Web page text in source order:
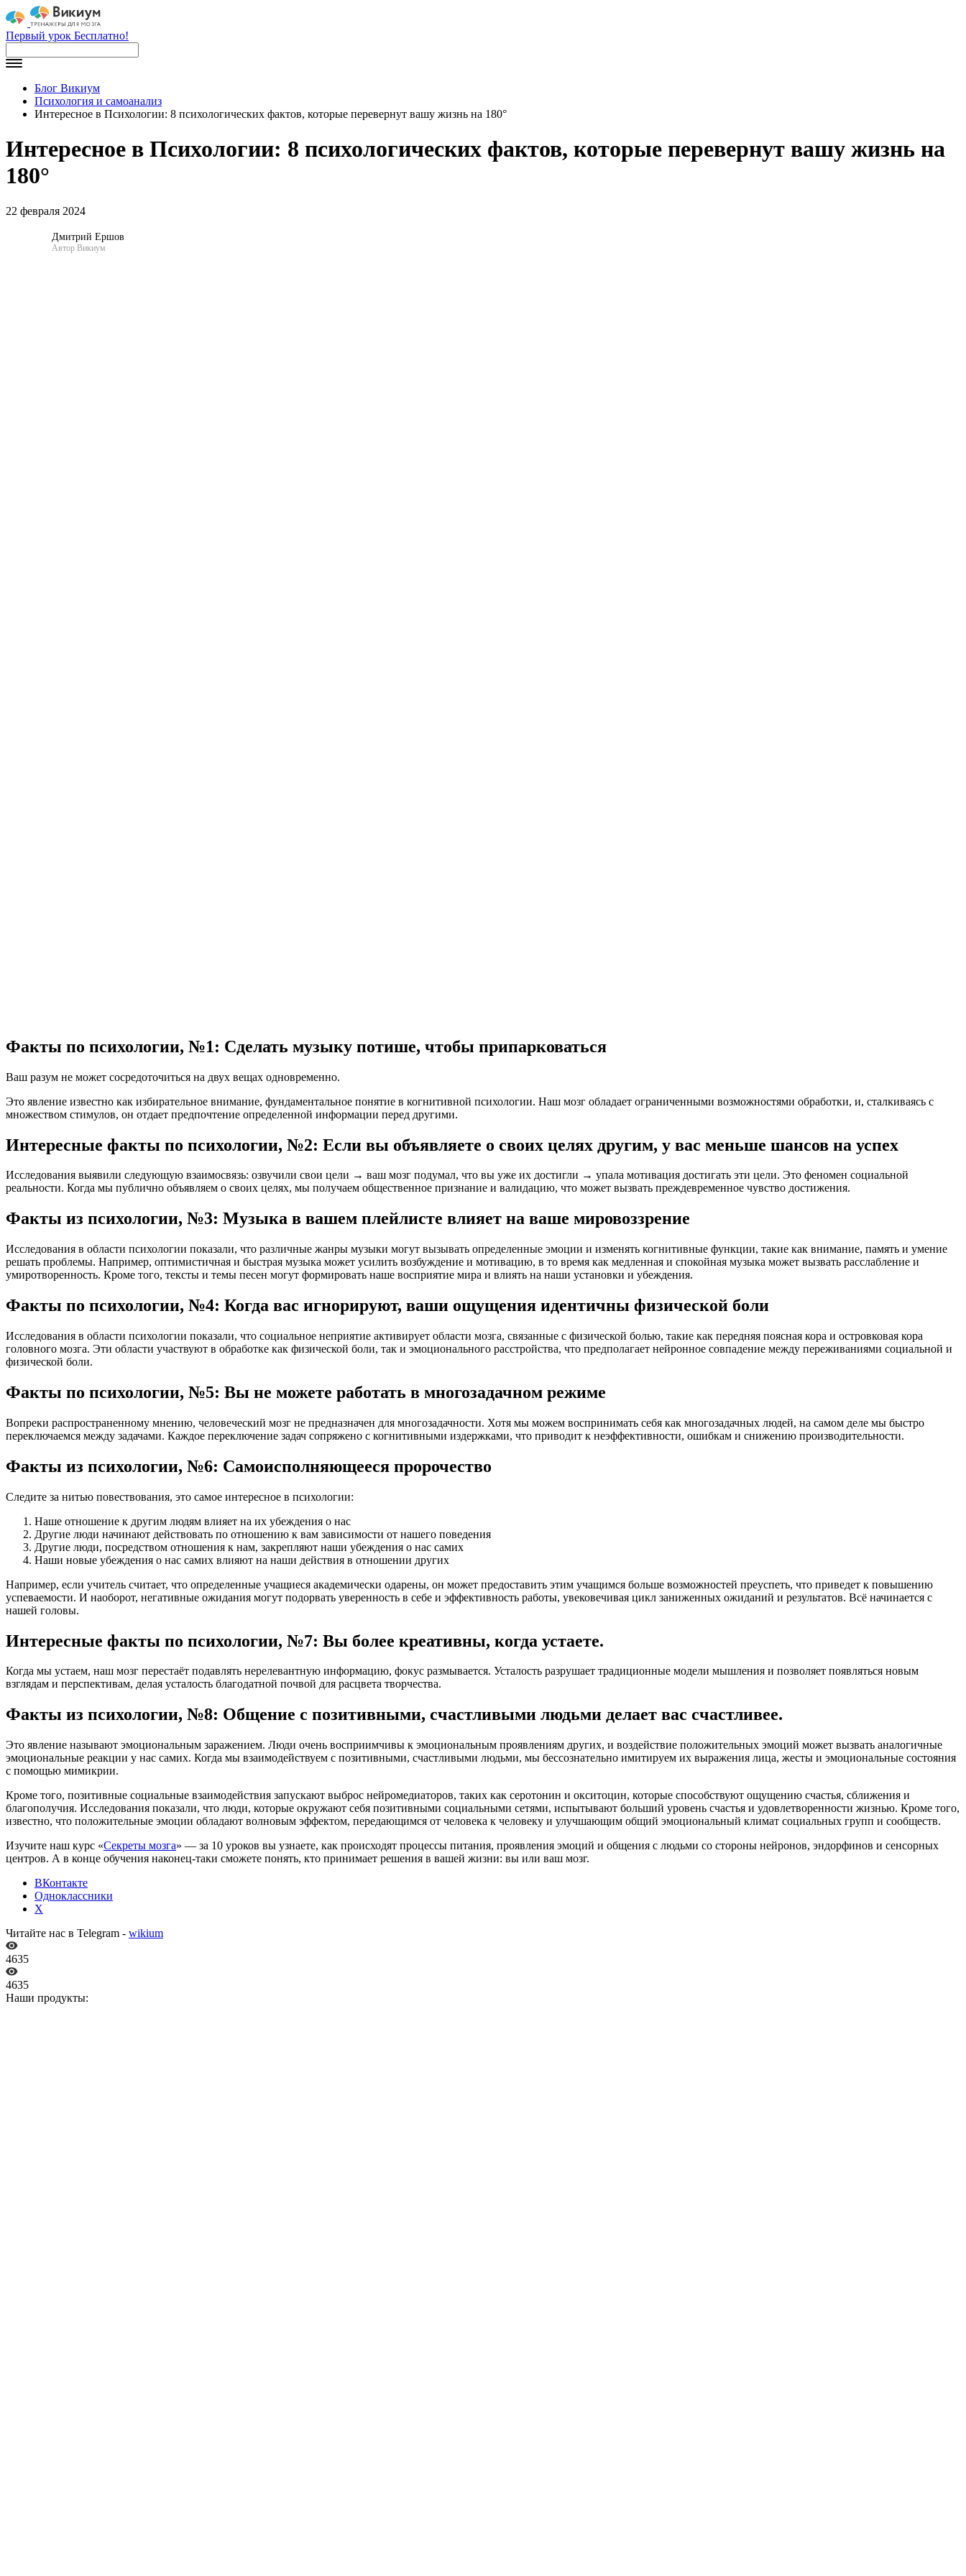
Первый урок Бесплатно!
Блог Викиум
Психология и самоанализ
Интересное в Психологии: 8 психологических фактов, которые перевернут вашу жизнь на 180°
Интересное в Психологии: 8 психологических фактов, которые перевернут вашу жизнь на
180°
22 февраля 2024
Дмитрий Ершов
Автор Викиум
Факты по психологии, №1: Сделать музыку потише, чтобы припарковаться
Ваш разум не может сосредоточиться на двух вещах одновременно.
Это явление известно как избирательное внимание, фундаментальное понятие в когнитивной психологии. Наш мозг обладает ограниченными возможностями обработки, и, сталкиваясь с
множеством стимулов, он отдает предпочтение определенной информации перед другими.
Интересные факты по психологии, №2: Если вы объявляете о своих целях другим, у вас меньше шансов на успех
Исследования выявили следующую взаимосвязь: озвучили свои цели → ваш мозг подумал, что вы уже их достигли → упала мотивация достигать эти цели. Это феномен социальной
реальности. Когда мы публично объявляем о своих целях, мы получаем общественное признание и валидацию, что может вызвать преждевременное чувство достижения.
Факты из психологии, №3: Музыка в вашем плейлисте влияет на ваше мировоззрение
Исследования в области психологии показали, что различные жанры музыки могут вызывать определенные эмоции и изменять когнитивные функции, такие как внимание, память и умение
решать проблемы. Например, оптимистичная и быстрая музыка может усилить возбуждение и мотивацию, в то время как медленная и спокойная музыка может вызвать расслабление и
умиротворенность. Кроме того, тексты и темы песен могут формировать наше восприятие мира и влиять на наши установки и убеждения.
Факты по психологии, №4: Когда вас игнорируют, ваши ощущения идентичны физической боли
Исследования в области психологии показали, что социальное неприятие активирует области мозга, связанные с физической болью, такие как передняя поясная кора и островковая кора
головного мозга. Эти области участвуют в обработке как физической боли, так и эмоционального расстройства, что предполагает нейронное совпадение между переживаниями социальной и
физической боли.
Факты по психологии, №5: Вы не можете работать в многозадачном режиме
Вопреки распространенному мнению, человеческий мозг не предназначен для многозадачности. Хотя мы можем воспринимать себя как многозадачных людей, на самом деле мы быстро
переключаемся между задачами. Каждое переключение задач сопряжено с когнитивными издержками, что приводит к неэффективности, ошибкам и снижению производительности.
Факты из психологии, №6: Самоисполняющееся пророчество
Следите за нитью повествования, это самое интересное в психологии:
Наше отношение к другим людям влияет на их убеждения о нас
Другие люди начинают действовать по отношению к вам зависимости от нашего поведения
Другие люди, посредством отношения к нам, закрепляют наши убеждения о нас самих
Наши новые убеждения о нас самих влияют на наши действия в отношении других
Например, если учитель считает, что определенные учащиеся академически одарены, он может предоставить этим учащимся больше возможностей преуспеть, что приведет к повышению
успеваемости. И наоборот, негативные ожидания могут подорвать уверенность в себе и эффективность работы, увековечивая цикл заниженных ожиданий и результатов. Всё начинается с
нашей головы.
Интересные факты по психологии, №7: Вы более креативны, когда устаете.
Когда мы устаем, наш мозг перестаёт подавлять нерелевантную информацию, фокус размывается. Усталость разрушает традиционные модели мышления и позволяет появляться новым
взглядам и перспективам, делая усталость благодатной почвой для расцвета творчества.
Факты из психологии, №8: Общение с позитивными, счастливыми людьми делает вас счастливее.
Это явление называют эмоциональным заражением. Люди очень восприимчивы к эмоциональным проявлениям других, и воздействие положительных эмоций может вызвать аналогичные
эмоциональные реакции у нас самих. Когда мы взаимодействуем с позитивными, счастливыми людьми, мы бессознательно имитируем их выражения лица, жесты и эмоциональные состояния
с помощью мимикрии.
Кроме того, позитивные социальные взаимодействия запускают выброс нейромедиаторов, таких как серотонин и окситоцин, которые способствуют ощущению счастья, сближения и
благополучия. Исследования показали, что люди, которые окружают себя позитивными социальными сетями, испытывают больший уровень счастья и удовлетворенности жизнью. Кроме того,
известно, что положительные эмоции обладают волновым эффектом, передающимся от человека к человеку и улучшающим общий эмоциональный климат социальных групп и сообществ.
Изучите наш курс «Секреты мозга» — за 10 уроков вы узнаете, как происходят процессы питания, проявления эмоций и общения с людьми со стороны нейронов, эндорфинов и сенсорных
центров. А в конце обучения наконец-таки сможете понять, кто принимает решения в вашей жизни: вы или ваш мозг.
ВКонтакте
Одноклассники
X
Читайте нас в Telegram - wikium
4635
4635
Наши продукты: